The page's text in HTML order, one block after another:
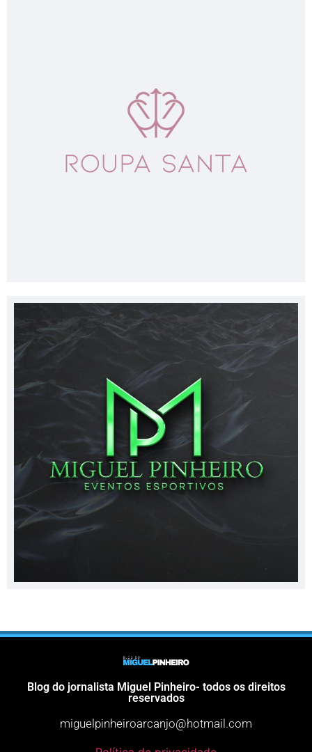
Blog do jornalista Miguel Pinheiro- todos os direitos
reservados
miguelpinheiroarcanjo@hotmail.com